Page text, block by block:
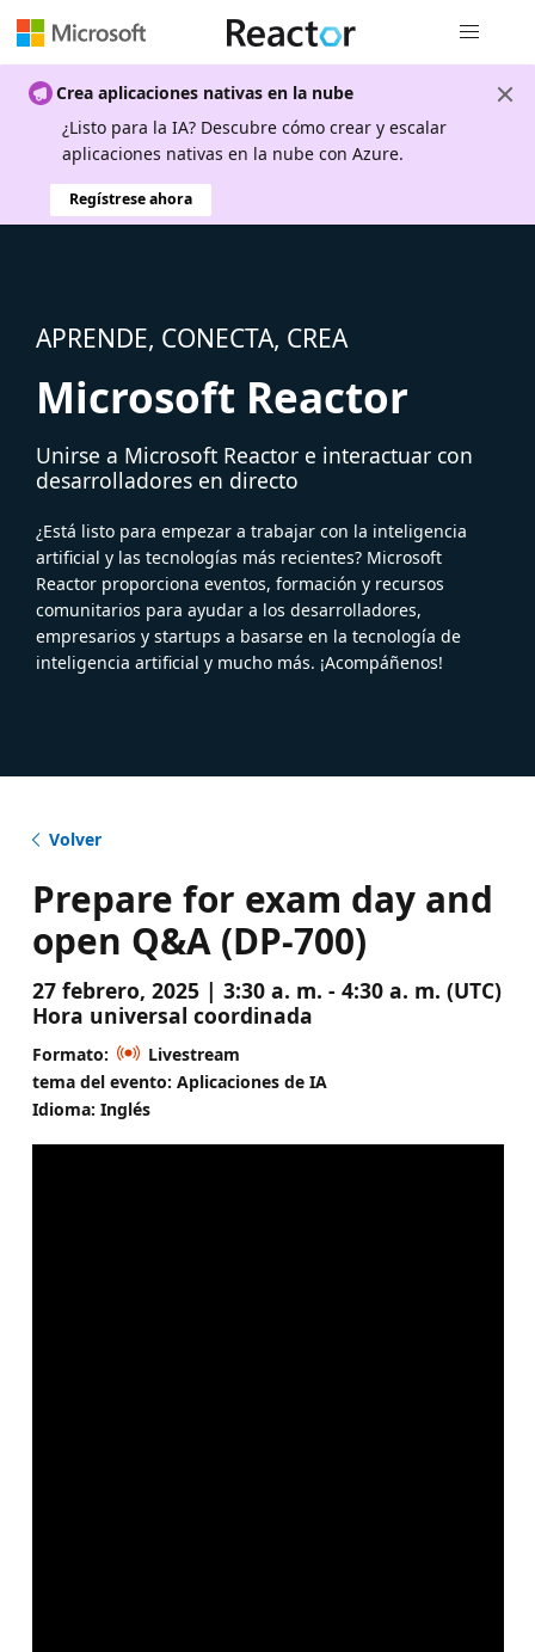
Crea aplicaciones nativas en la nube
¿Listo para la IA? Descubre cómo crear y escalar
aplicaciones nativas en la nube con Azure.
Regístrese ahora
APRENDE, CONECTA, CREA
Microsoft Reactor
Unirse a Microsoft Reactor e interactuar con
desarrolladores en directo
¿Está listo para empezar a trabajar con la inteligencia
artificial y las tecnologías más recientes? Microsoft
Reactor proporciona eventos, formación y recursos
comunitarios para ayudar a los desarrolladores,
empresarios y startups a basarse en la tecnología de
inteligencia artificial y mucho más. ¡Acompáñenos!
Volver
Prepare for exam day and
open Q&A (DP-700)
27 febrero, 2025 | 3:30 a. m. - 4:30 a. m. (UTC)
Hora universal coordinada
Formato:
Livestream
tema del evento: Aplicaciones de IA
Idioma: Inglés